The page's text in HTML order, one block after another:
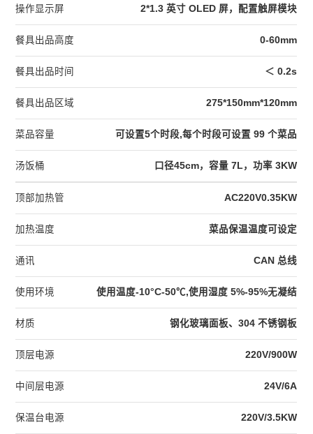
操作显示屏 2*1.3 英寸 OLED 屏，配置触屏模块
餐具出品高度 0-60mm
餐具出品时间 ＜ 0.2s
餐具出品区域 275*150mm*120mm
菜品容量 可设置5个时段,每个时段可设置 99 个菜品
汤饭桶 口径45cm，容量 7L，功率 3KW
顶部加热管 AC220V0.35KW
加热温度 菜品保温温度可设定
通讯 CAN 总线
使用环境 使用温度-10°C-50℃,使用湿度 5%-95%无凝结
材质 钢化玻璃面板、304 不锈钢板
顶层电源 220V/900W
中间层电源 24V/6A
保温台电源 220V/3.5KW